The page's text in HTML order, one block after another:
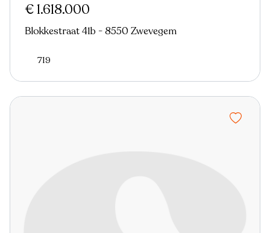
€ 1.618.000
Blokkestraat 41b - 8550 Zwevegem
719